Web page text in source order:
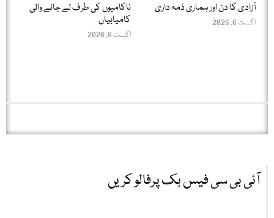
آزادی کا دن اور ہماری ذمہ داری
اگست 6, 2026
ناکامیوں کی طرف لے جانے والی
کامیابیاں
اگست 6, 2026
آئی بی سی فیس بک پرفالو کریں